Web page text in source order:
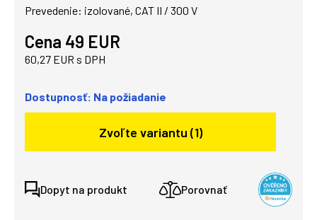
Prevedenie: izolované, CAT II / 300 V
Cena 49 EUR
60,27 EUR s DPH
Dostupnosť: Na požiadanie
Zvoľte variantu (1)
Dopyt na produkt Porovnať